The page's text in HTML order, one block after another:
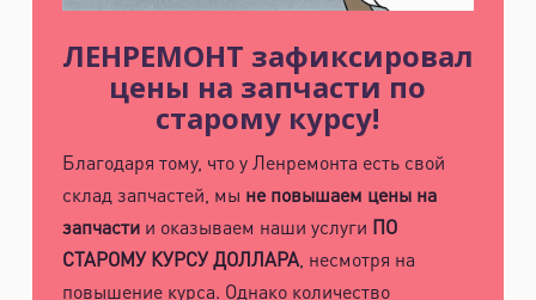
ЛЕНРЕМОНТ зафиксировал
цены на запчасти по
старому курсу!
Благодаря тому, что у Ленремонта есть свой
склад запчастей, мы не повышаем цены на
запчастии оказываем наши услуги ПО
СТАРОМУ КУРСУ ДОЛЛАРА, несмотря на
повышение курса. Однако количество